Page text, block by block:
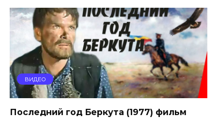
ВИДЕО
Последний год Беркута (1977) фильм